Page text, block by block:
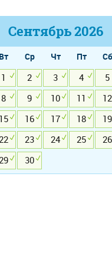
Сентябрь2026
Вт Ср Чт Пт Сб
1
2 3 4 5
8 9 10 11 12
15 16 17 18 19
23 24 25 26
30